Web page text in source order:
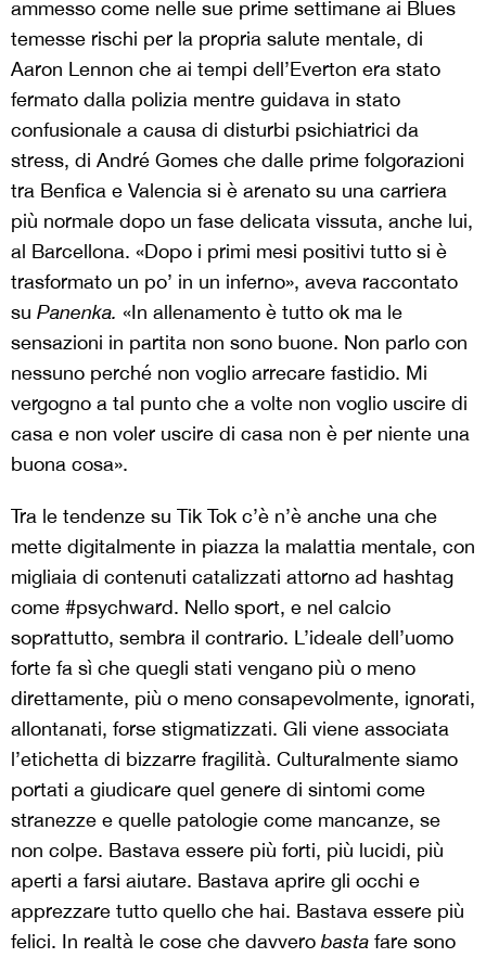
ammesso come nelle sue prime settimane ai Blues
temesse rischi per la propria salute mentale, di
Aaron Lennon che ai tempi dell’Everton era stato
fermato dalla polizia mentre guidava in stato
confusionale a causa di disturbi psichiatrici da
stress, di André Gomes che dalle prime folgorazioni
tra Benfica e Valencia si è arenato su una carriera
più normale dopo un fase delicata vissuta, anche lui,
al Barcellona. «Dopo i primi mesi positivi tutto si è
trasformato un po’ in un inferno», aveva raccontato
su Panenka. «In allenamento è tutto ok ma le
sensazioni in partita non sono buone. Non parlo con
nessuno perché non voglio arrecare fastidio. Mi
vergogno a tal punto che a volte non voglio uscire di
casa e non voler uscire di casa non è per niente una
buona cosa».
Tra le tendenze su Tik Tok c’è n’è anche una che
mette digitalmente in piazza la malattia mentale, con
migliaia di contenuti catalizzati attorno ad hashtag
come #psychward. Nello sport, e nel calcio
soprattutto, sembra il contrario. L’ideale dell’uomo
forte fa sì che quegli stati vengano più o meno
direttamente, più o meno consapevolmente, ignorati,
allontanati, forse stigmatizzati. Gli viene associata
l’etichetta di bizzarre fragilità. Culturalmente siamo
portati a giudicare quel genere di sintomi come
stranezze e quelle patologie come mancanze, se
non colpe. Bastava essere più forti, più lucidi, più
aperti a farsi aiutare. Bastava aprire gli occhi e
apprezzare tutto quello che hai. Bastava essere più
felici. In realtà le cose che davvero basta fare sono